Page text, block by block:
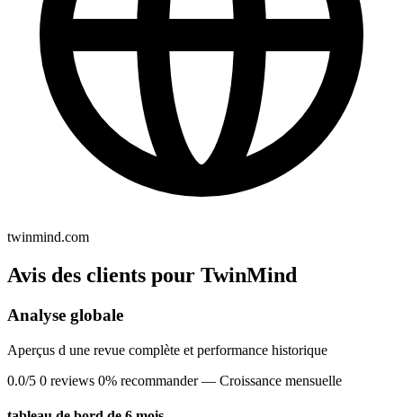
twinmind.com
Avis des clients pour TwinMind
Analyse globale
Aperçus d une revue complète et performance historique
0.0/5 0 reviews 0% recommander — Croissance mensuelle